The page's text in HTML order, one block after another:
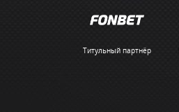
Титульный партнёр